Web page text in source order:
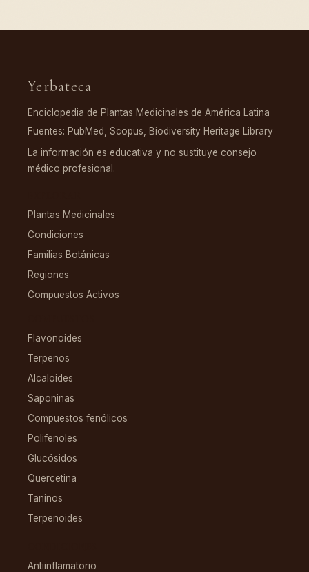
Yerbateca
Enciclopedia de Plantas Medicinales de América Latina
Fuentes: PubMed, Scopus, Biodiversity Heritage Library
La información es educativa y no sustituye consejo
médico profesional.
Plantas Medicinales
Condiciones
Familias Botánicas
Regiones
Compuestos Activos
Flavonoides
Terpenos
Alcaloides
Saponinas
Compuestos fenólicos
Polifenoles
Glucósidos
Quercetina
Taninos
Terpenoides
Antiinflamatorio